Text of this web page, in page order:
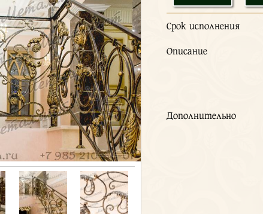
Срок исполнения
Описание
Дополнительно